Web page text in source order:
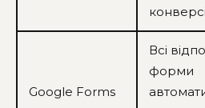
Google Forms
Всі
форми